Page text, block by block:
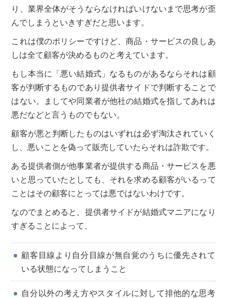
り、業界全体がそうならなければいけないまで思考が歪
んでしまうといきすぎだと思います。
これは僕のポリシーですけど、商品・サービスの良しあ
しは全て顧客が決めるものと考えています。
もし本当に「悪い結婚式」なるものがあるならそれは顧
客が判断するものであり提供者サイドで判断することで
はない。ましてや同業者が他社の結婚式を指してあれは
悪だなどと言うものでもない。
顧客が悪と判断したものはいずれは必ず淘汰されていく
し、悪いことを偽って販売していたらそれは詐欺です。
ある提供者側が他事業者が提供する商品・サービスを悪
いと思っていたとしても、それを求める顧客がいるって
ことはその顧客にとっては悪ではないわけです。
なのでまとめると、提供者サイドが結婚式マニアになり
すぎることによって、
顧客目線より自分目線が無自覚のうちに優先されて
いる状態になってしまうこと
自分以外の考え方やスタイルに対して排他的な思考